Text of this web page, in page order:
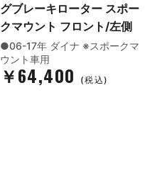
グブレーキローター スポー
クマウント フロント/左側
●06-17年 ダイナ ※スポークマ
ウント車用
￥64,400 (税込)